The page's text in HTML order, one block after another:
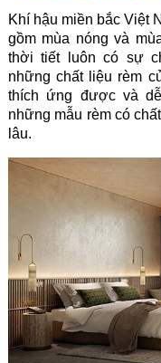
Khí hậu miền bắc Việt
gồm mùa nóng và
thời tiết luôn có sự
những chất liệu rèm
thích ứng được và
những mẫu rèm có
lâu.